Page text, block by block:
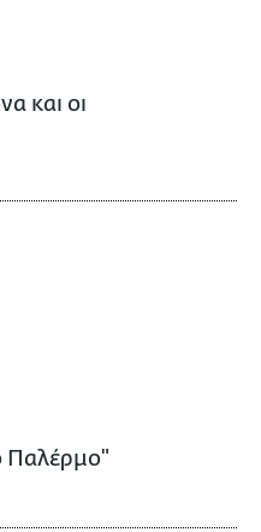
και οι
Παλέρμο"